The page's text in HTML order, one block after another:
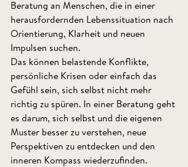
Beratung an Menschen, die in einer
herausfordernden Lebenssituation nach
Orientierung, Klarheit und neuen
Impulsen suchen.
Das können belastende Konflikte,
persönliche Krisen oder einfach das
Gefühl sein, sich selbst nicht mehr
richtig zu spüren. In einer Beratung geht
es darum, sich selbst und die eigenen
Muster besser zu verstehen, neue
Perspektiven zu entdecken und den
inneren Kompass wiederzufinden.